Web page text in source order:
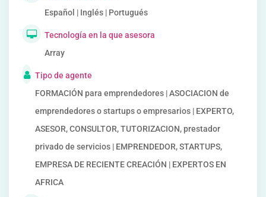
Español | Inglés | Portugués
Tecnología en la que asesora
Array
Tipo de agente
FORMACIÓN para emprendedores | ASOCIACION de
emprendedores o startups o empresarios | EXPERTO,
ASESOR, CONSULTOR, TUTORIZACION, prestador
privado de servicios | EMPRENDEDOR, STARTUPS,
EMPRESA DE RECIENTE CREACIÓN | EXPERTOS EN
AFRICA